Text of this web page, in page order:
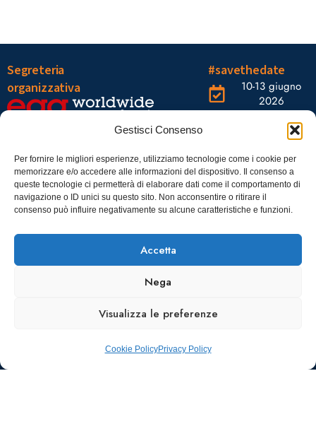
Gestisci Consenso
Per fornire le migliori esperienze, utilizziamo tecnologie come i cookie per
memorizzare e/o accedere alle informazioni del dispositivo. Il consenso a
queste tecnologie ci permetterà di elaborare dati come il comportamento di
navigazione o ID unici su questo sito. Non acconsentire o ritirare il
consenso può influire negativamente su alcune caratteristiche e funzioni.
Accetta
Nega
Visualizza le preferenze
Cookie PolicyPrivacy Policy
Segreteria
organizzativa
Tel.: 06328121
infoaiic2026@ega.it
#savethedate
10-13 giugno
2026
OGR Torino
Castelfidardo,
22 10128
Torino
SCARICA
ICS